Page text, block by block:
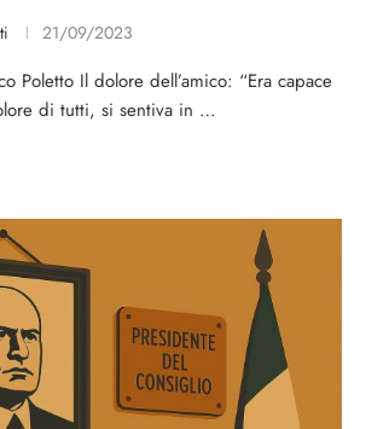
21/09/2023
Poletto Il dolore dell’amico: “Era capace
di tutti, si sentiva in …